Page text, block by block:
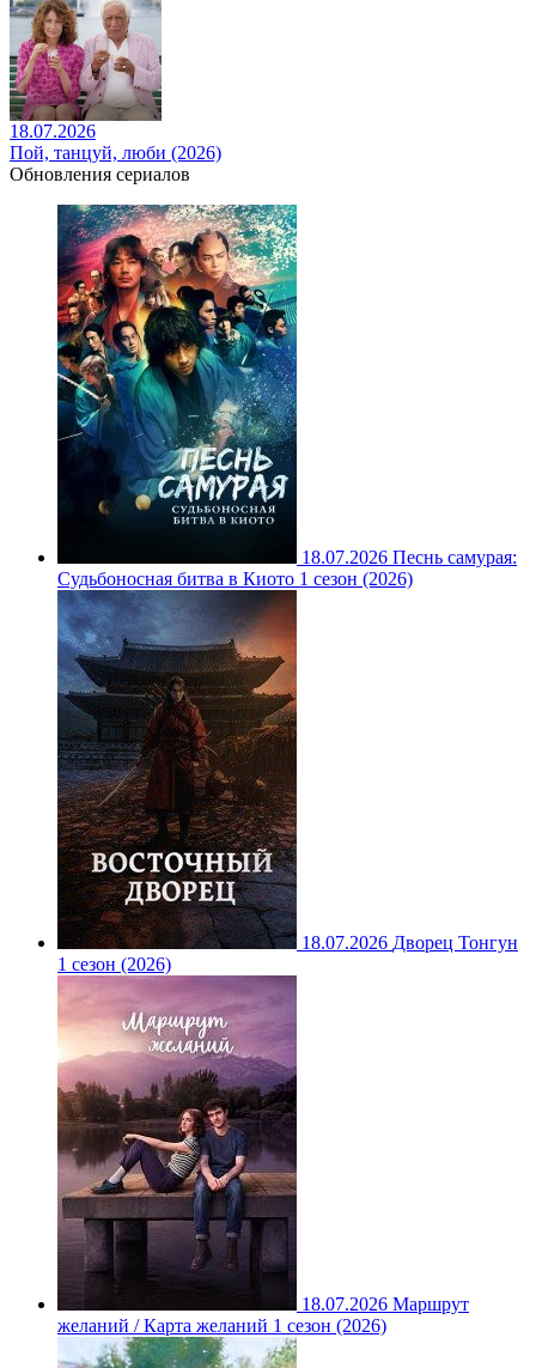
18.07.2026
Пой, танцуй, люби (2026)
Обновления сериалов
18.07.2026 Песнь самурая:
Судьбоносная битва в Киото 1 сезон (2026)
18.07.2026 Дворец Тонгун
1 сезон (2026)
18.07.2026 Маршрут
желаний / Карта желаний 1 сезон (2026)